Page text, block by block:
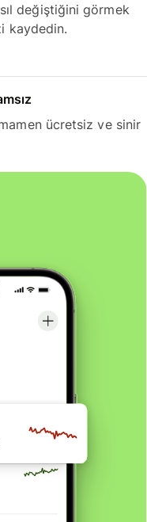
değiştiğini görmek
kaydedin.
ücretsiz ve sinir